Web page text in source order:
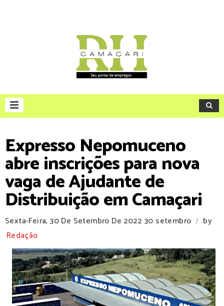
Expresso Nepomuceno
abre inscrições para nova
vaga de Ajudante de
Distribuição em Camaçari
Sexta-Feira, 30 De Setembro De 2022 30 setembro /
by
Redação